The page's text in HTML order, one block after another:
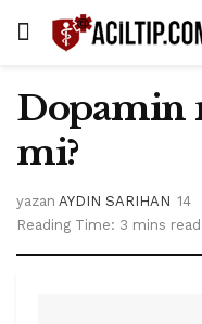
Dopamin
mi?
yazan AYDIN SARIHAN
Reading Time: 3 mins read